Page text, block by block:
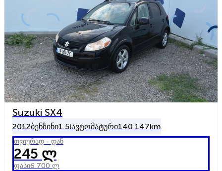
Suzuki SX4
2012ბენზინი1.5lავტომატური140 147km
თვიურად - დან
245 ლ
ფასი6 700 ლ